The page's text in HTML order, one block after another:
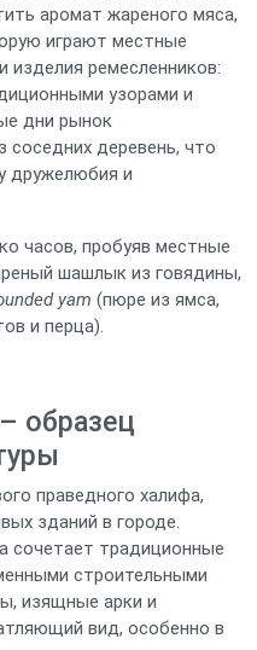
аромат жареного мяса,
играют местные
ремесленников:
узорами и
дни рынок
соседних деревень, что
дружелюбия и
часов, пробуяв местные
шашлык из говядины,
yam (пюре из ямса,
и перца).
образец
праведного халифа,
зданий в городе.
сочетает традиционные
строительными
изящные арки и
вид, особенно в